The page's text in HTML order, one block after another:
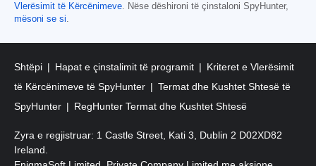
Vlerësimit të Kërcënimeve. Nëse dëshironi të çinstaloni SpyHunter,
mësoni se si.
Shtëpi Hapat e çinstalimit të programit
Kriteret e Vlerësimit
të Kërcënimeve të SpyHunter
Termat dhe Kushtet Shtesë të
SpyHunter
RegHunter Termat dhe Kushtet Shtesë
Zyra e regjistruar: 1 Castle Street, Kati 3, Dublin 2 D02XD82
Ireland.